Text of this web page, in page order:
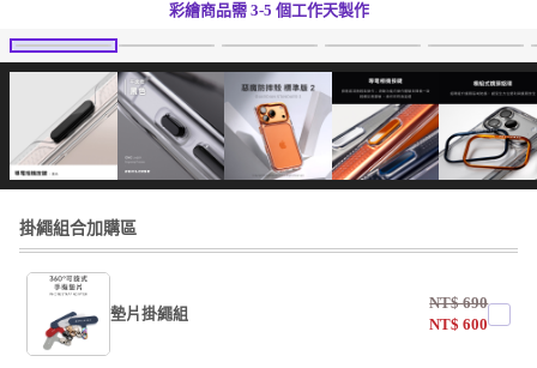
彩繪商品需 3-5 個工作天製作
掛繩組合加購區
墊片掛繩組
NT$690
NT$600